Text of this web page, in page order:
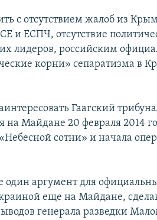
с отсутствием жалоб из
и ЕСПЧ, отсутствие
их лидеров, российским
корни» сепаратизма в
Гаагский
на Майдане 20 февраля 2014
сотни» и начала
один аргумент для
еще на Майдане,
генерала разведки